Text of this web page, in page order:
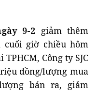
9-2 giảm thêm
cuối giờ chiều hôm
Công ty SJC
đồng/lượng mua
bán ra, giảm